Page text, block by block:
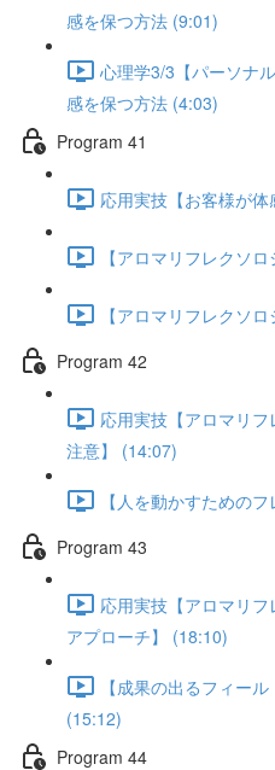
感を保つ方法 (9:01)
心理学3/3【パーソナ
感を保つ方法 (4:03)
Program 41
応用実技【お客様が
【アロマリフレクソ
【アロマリフレクソ
Program 42
応用実技【アロマリ
注意】 (14:07)
【人を動かすための
Program 43
応用実技【アロマリ
アプローチ】 (18:10)
【成果の出るフィー
(15:12)
Program 44